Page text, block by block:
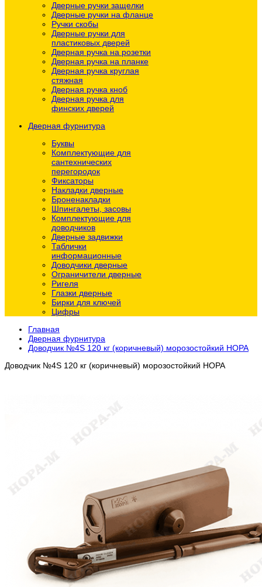
Дверные ручки защелки
Дверные ручки на фланце
Ручки скобы
Дверные ручки для
пластиковых дверей
Дверная ручка на розетки
Дверная ручка на планке
Дверная ручка круглая
стяжная
Дверная ручка кноб
Дверная ручка для
финских дверей
Дверная фурнитура
Буквы
Комплектующие для
сантехнических
перегородок
Фиксаторы
Накладки дверные
Броненакладки
Шпингалеты, засовы
Комплектующие для
доводчиков
Дверные задвижки
Таблички
информационные
Доводчики дверные
Ограничители дверные
Ригеля
Глазки дверные
Бирки для ключей
Цифры
Главная
Дверная фурнитура
Доводчик №4S 120 кг (коричневый) морозостойкий НОРА
Доводчик №4S 120 кг (коричневый) морозостойкий НОРА